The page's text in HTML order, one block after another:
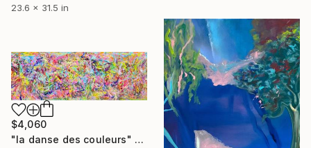
23.6 x 31.5 in
$4,060
"la danse des couleurs" Painting